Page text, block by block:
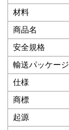
材料
商品名
安全規格
輸送パッケージ
仕様
商標
起源